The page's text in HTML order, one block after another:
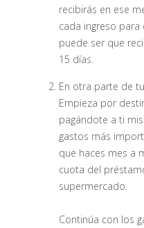
recibirás en ese
cada ingreso para
puede ser que
15 días.
En otra parte de
Empieza por
pagándote a ti
gastos más
que haces mes a
cuota del
supermercado.
Continúa con los